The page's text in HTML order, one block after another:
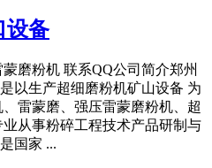
设备
磨粉机 联系QQ公司简介郑州
以生产超细磨粉机矿山设备 为
雷蒙磨、强压雷蒙磨粉机、超
从事粉碎工程技术产品研制与
国家 ...